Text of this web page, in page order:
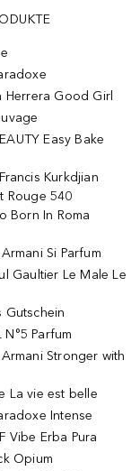
Herrera Good Girl
Easy Bake
Kurkdjian
Rouge 540
Born In Roma
Si Parfum
Gaultier Le Male Le
Gutschein
N°5 Parfum
Stronger with
La vie est belle
Intense
Vibe Erba Pura
Opium